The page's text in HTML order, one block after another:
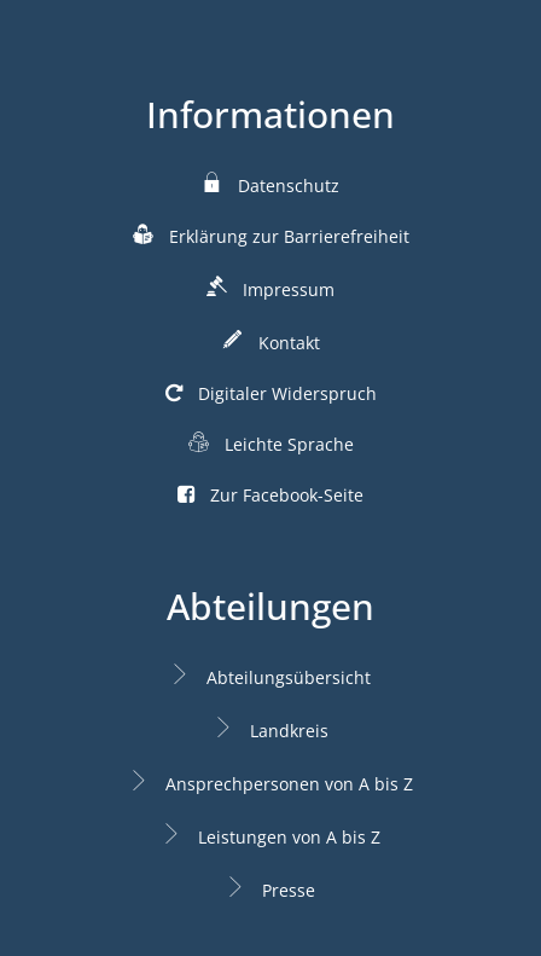
Informationen
Datenschutz
Erklärung zur Barrierefreiheit
Impressum
Kontakt
Digitaler Widerspruch
Leichte Sprache
Zur Facebook-Seite
Abteilungen
Abteilungsübersicht
Landkreis
Ansprechpersonen von A bis Z
Leistungen von A bis Z
Presse